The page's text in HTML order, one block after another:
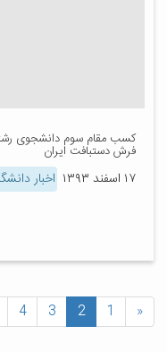
کسب مقام سوم دانشجوی
فرش دستبافت ایران
۱۷ اسفند ۱۳۹۳ اخبار
«
1
2
3
4